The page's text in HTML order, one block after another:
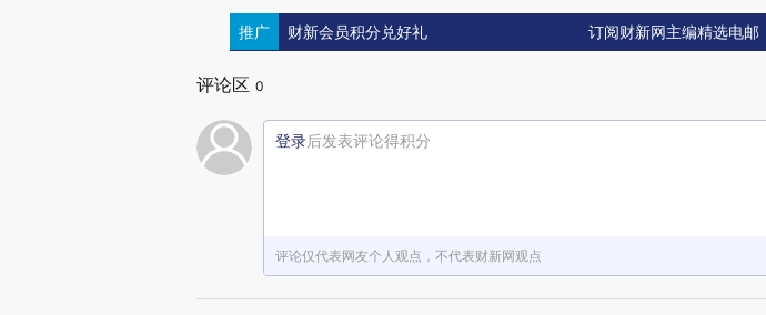
推广 财新会员积分兑好礼 订阅财新网主编精选电邮
评论区 0
登录后发表评论得积分
评论仅代表网友个人观点，不代表财新网观点